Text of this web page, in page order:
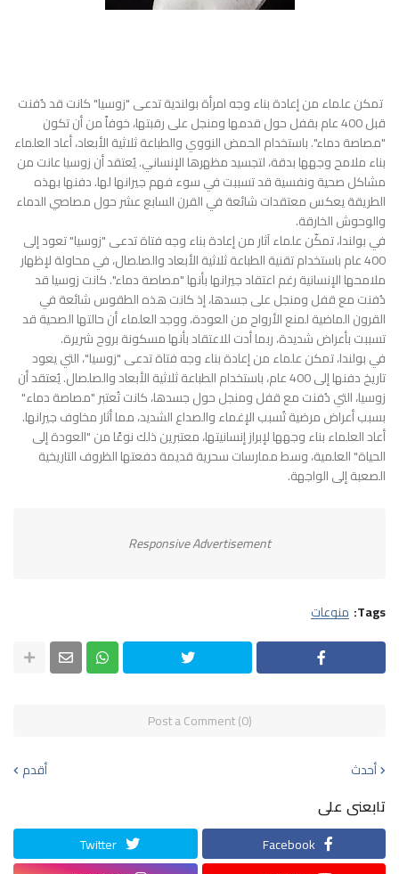
تمكن علماء من إعادة بناء وجه امرأة بولندية تدعى "زوسيا" كانت قد دُفنت
قبل 400 عام بقفل حول قدمها ومنجل على رقبتها، خوفاً من أن تكون
"مصاصة دماء". باستخدام الحمض النووي والطباعة ثلاثية الأبعاد، أعاد العلماء
بناء ملامح وجهها بدقة، لتجسيد مظهرها الإنساني. يُعتقد أن زوسيا عانت من
مشاكل صحية ونفسية قد تسببت في سوء فهم جيرانها لها. دفنها بهذه
الطريقة يعكس معتقدات شائعة في القرن السابع عشر حول مصاصي الدماء
والوحوش الخارقة.
في بولندا، تمكّن علماء آثار من إعادة بناء وجه فتاة تدعى "زوسيا" تعود إلى
400 عام باستخدام تقنية الطباعة ثلاثية الأبعاد والصلصال، في محاولة لإظهار
ملامحها الإنسانية رغم اعتقاد جيرانها بأنها "مصاصة دماء". كانت زوسيا قد
دُفنت مع قفل ومنجل على جسدها، إذ كانت هذه الطقوس شائعة في
القرون الماضية لمنع الأرواح من العودة، ووجد العلماء أن حالتها الصحية قد
تسببت بأعراض شديدة، ربما أدت للاعتقاد بأنها مسكونة بروح شريرة.
في بولندا، تمكن علماء من إعادة بناء وجه فتاة تدعى "زوسيا"، التي يعود
تاريخ دفنها إلى 400 عام، باستخدام الطباعة ثلاثية الأبعاد والصلصال. يُعتقد أن
زوسيا، التي دُفنت مع قفل ومنجل حول جسدها، كانت تُعتبر "مصاصة دماء"
بسبب أعراض مرضية تُسبب الإغماء والصداع الشديد، مما أثار مخاوف جيرانها.
أعاد العلماء بناء وجهها لإبراز إنسانيتها، معتبرين ذلك نوعًا من "العودة إلى
الحياة" العلمية، وسط ممارسات سحرية قديمة دفعتها الظروف التاريخية
الصعبة إلى الواجهة.
Responsive Advertisement
Tags: منوعات
Post a Comment (0)
أحدث أقدم
تابعنى على
Facebook
Twitter